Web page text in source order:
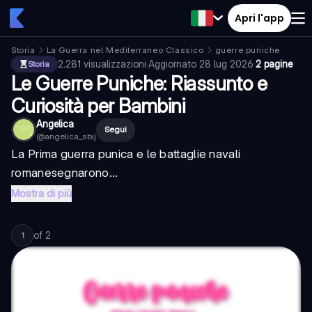
Apri l'app
Storia La Guerra nel Mediterraneo Classico
guerre puniche
Storia
2.281 visualizzazioni·Aggiornato 28 lug 2026·2 pagine
Le Guerre Puniche: Riassunto e
Curiosità per Bambini
Angelica
@angelica_sbij
Segui
La Prima guerra punica e le battaglie navali
romanesegnarono...
Mostra di più
1 of 2